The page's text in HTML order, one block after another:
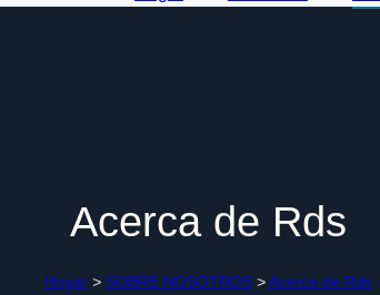
Acerca de Rds
Hogar > SOBRE NOSOTROS > Acerca de Rds